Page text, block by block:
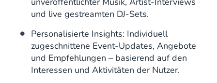
und live gestreamten DJ-Sets.
Personalisierte Insights: Individuell
zugeschnittene Event-Updates, Angebote
und Empfehlungen – basierend auf den
Interessen und Aktivitäten der Nutzer.